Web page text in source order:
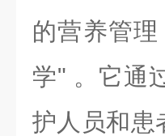
的营养管
学" 。它通
护人员和患